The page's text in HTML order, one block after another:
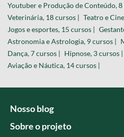
Youtuber e Produção de Conteúdo, 8
Veterinária, 18 cursos | Teatro e
Jogos e esportes, 15 cursos |
Astronomia e Astrologia, 9 cursos |
Dança, 7 cursos | Hipnose, 3 cursos |
Aviação e Náutica, 14 cursos |
Nosso blog
Sobre o projeto